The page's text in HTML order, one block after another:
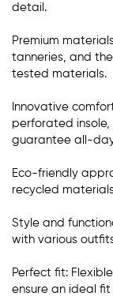
detail.
Premium
tanneries, and the
tested materials.
Innovative
perforated
guarantee all-
Eco-friendly
recycled
Style and
with various
Perfect fit:
ensure an ideal